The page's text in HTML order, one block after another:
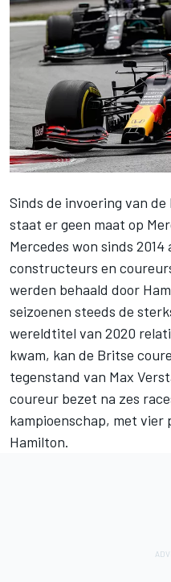
Sinds de invoering van
staat er geen maat op
Mercedes won sinds
constructeurs en
werden behaald door
seizoenen steeds de
wereldtitel van 2020
kwam, kan de Britse
tegenstand van Max
coureur bezet na zes
kampioenschap, met vier
Hamilton.